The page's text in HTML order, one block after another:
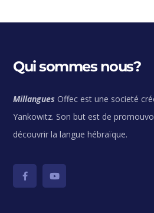
Qui sommes nous?
Millangues Offec est une societé
Yankowitz. Son but est de
découvrir la langue hébraïque.